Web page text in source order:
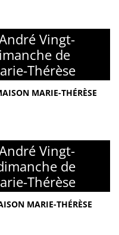
Vingt-
de
Thérèse
MARIE-THÉRÈSE
Vingt-
de
Thérèse
MARIE-THÉRÈSE